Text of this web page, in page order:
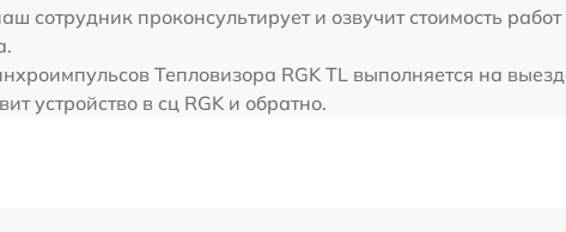
сотрудник проконсультирует и озвучит стоимость
Тепловизора RGK TL выполняется на
устройство в сц RGK и обратно.